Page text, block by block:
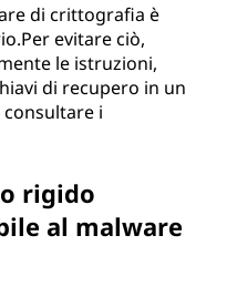
di crittografia è
evitare ciò,
le istruzioni,
di recupero in un
consultare i
rigido
al malware